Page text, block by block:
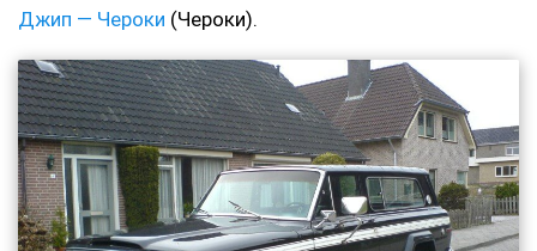
Джип — Чероки (Чероки).